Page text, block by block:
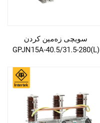
سویچی زەمین کردن
GPJN15A-40.5/31.5-280(L)